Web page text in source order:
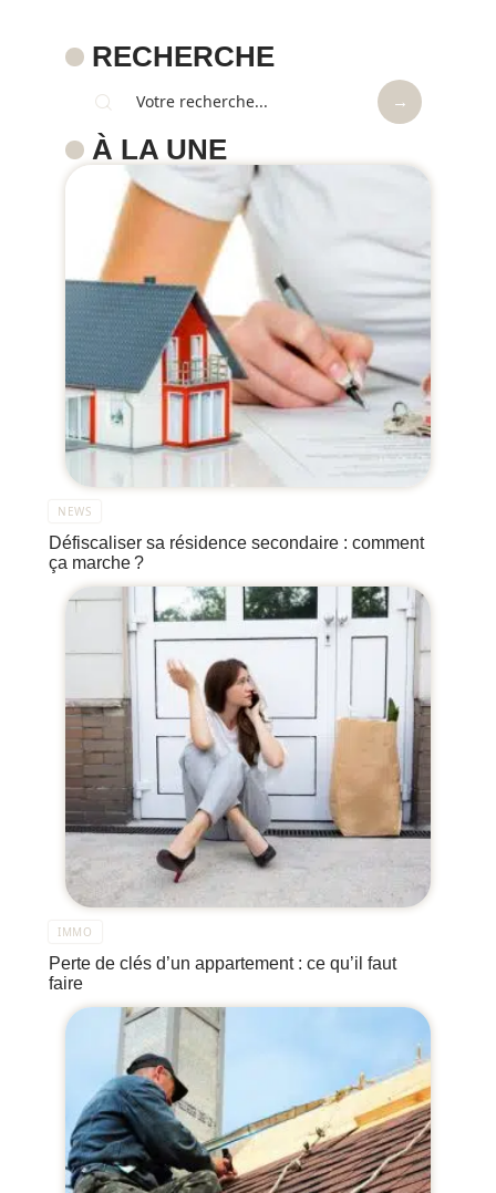
RECHERCHE
À LA UNE
NEWS
Défiscaliser sa résidence secondaire : comment
ça marche ?
IMMO
Perte de clés d’un appartement : ce qu’il faut
faire